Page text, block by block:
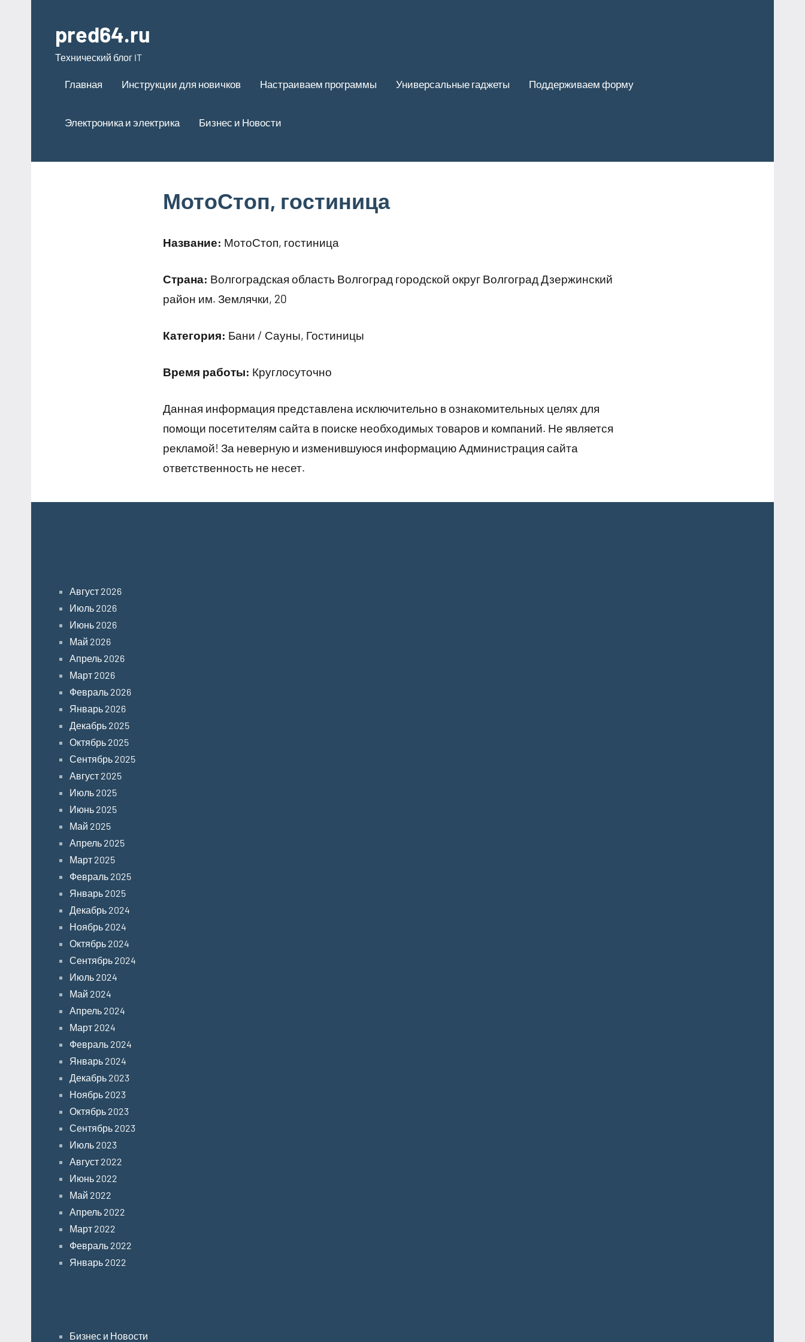
содержимому
pred64.ru
Технический блог IT
Главная Инструкции для новичков Настраиваем программы Универсальные гаджеты Поддерживаем форму
Электроника и электрика Бизнес и Новости
МотоСтоп, гостиница
Название: МотоСтоп, гостиница
Страна: Волгоградская область Волгоград городской округ Волгоград Дзержинский
район им. Землячки, 20
Категория: Бани / Сауны, Гостиницы
Время работы: Круглосуточно
Данная информация представлена исключительно в ознакомительных целях для
помощи посетителям сайта в поиске необходимых товаров и компаний. Не является
рекламой! За неверную и изменившуюся информацию Администрация сайта
ответственность не несет.
Август 2026
Июль 2026
Июнь 2026
Май 2026
Апрель 2026
Март 2026
Февраль 2026
Январь 2026
Декабрь 2025
Октябрь 2025
Сентябрь 2025
Август 2025
Июль 2025
Июнь 2025
Май 2025
Апрель 2025
Март 2025
Февраль 2025
Январь 2025
Декабрь 2024
Ноябрь 2024
Октябрь 2024
Сентябрь 2024
Июль 2024
Май 2024
Апрель 2024
Март 2024
Февраль 2024
Январь 2024
Декабрь 2023
Ноябрь 2023
Октябрь 2023
Сентябрь 2023
Июль 2023
Август 2022
Июнь 2022
Май 2022
Апрель 2022
Март 2022
Февраль 2022
Январь 2022
Бизнес и Новости